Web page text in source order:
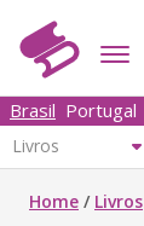
Brasil Portugal
Home / Livros